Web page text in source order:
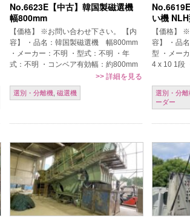
No.6623E【中古】韓国製磁選機
幅800mm
【価格】 ※お問い合わせ下さい。 【内
容】 ・品名：韓国製磁選機 幅800mm
・メーカー：不明 ・型式：不明 ・年
式：不明 ・コンベア有効幅：約800mm
【条件】 現状置場渡し、保証なし、売
り切れ御免、ご発注時一括現 […]
>> 詳細を見る
選別・分離機,磁選機
い機
【価格】
容】 ・品
型 ・メー
4 x 10 1段
ンサイズ
スク […]
選別・分離
ーダー